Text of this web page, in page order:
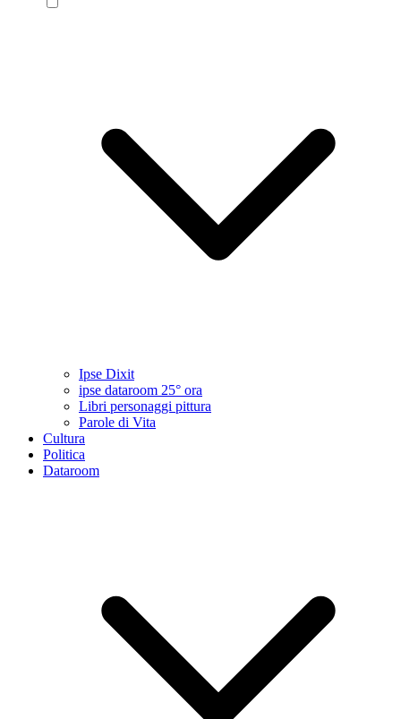
Ipse Dixit
ipse dataroom 25° ora
Libri personaggi pittura
Parole di Vita
Cultura
Politica
Dataroom